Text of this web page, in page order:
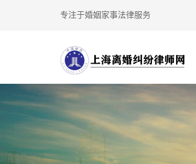
专注于婚姻家事法律服务